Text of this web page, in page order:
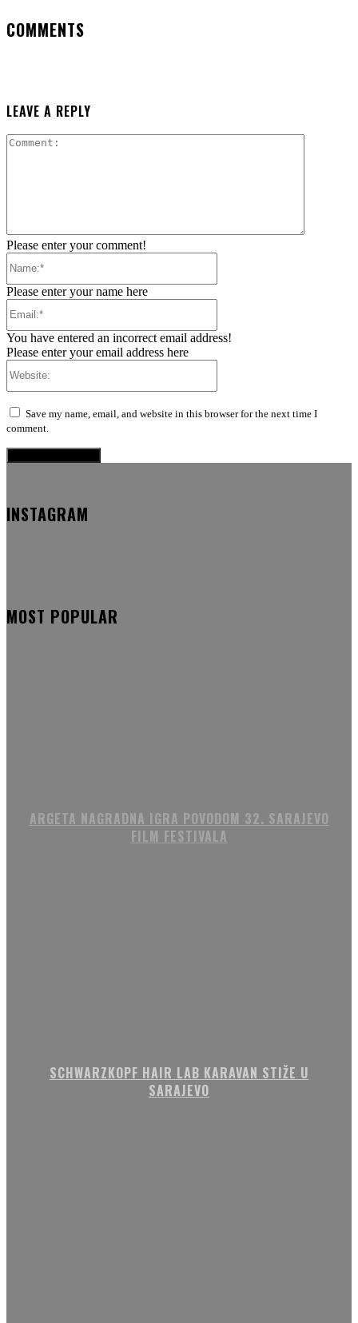
COMMENTS
LEAVE A REPLY
Please enter your comment!
Please enter your name here
You have entered an incorrect email address!
Please enter your email address here
Save my name, email, and website in this browser for the next time I
comment.
INSTAGRAM
MOST POPULAR
ARGETA NAGRADNA IGRA POVODOM 32. SARAJEVO
FILM FESTIVALA
SCHWARZKOPF HAIR LAB KARAVAN STIŽE U
SARAJEVO